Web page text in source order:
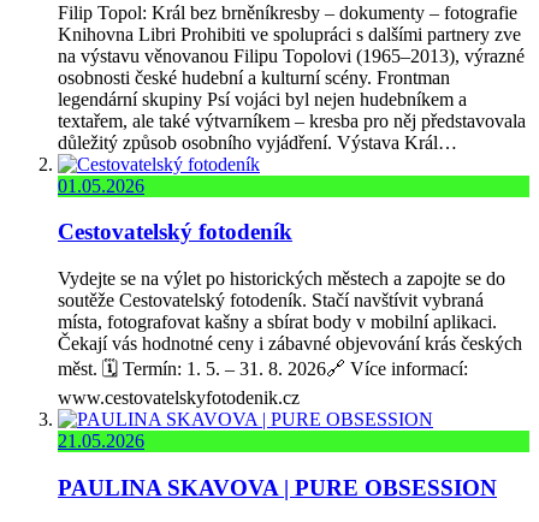
Filip Topol: Král bez brněníkresby – dokumenty – fotografie
Knihovna Libri Prohibiti ve spolupráci s dalšími partnery zve
na výstavu věnovanou Filipu Topolovi (1965–2013), výrazné
osobnosti české hudební a kulturní scény. Frontman
legendární skupiny Psí vojáci byl nejen hudebníkem a
textařem, ale také výtvarníkem – kresba pro něj představovala
důležitý způsob osobního vyjádření. Výstava Král…
01.05.2026
Cestovatelský fotodeník
Vydejte se na výlet po historických městech a zapojte se do
soutěže Cestovatelský fotodeník. Stačí navštívit vybraná
místa, fotografovat kašny a sbírat body v mobilní aplikaci.
Čekají vás hodnotné ceny i zábavné objevování krás českých
měst. 🗓️ Termín: 1. 5. – 31. 8. 2026🔗 Více informací:
www.cestovatelskyfotodenik.cz
21.05.2026
PAULINA SKAVOVA | PURE OBSESSION